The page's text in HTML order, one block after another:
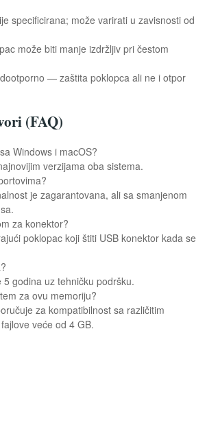
specificirana; može varirati u zavisnosti od
može biti manje izdržljiv pri čestom
— zaštita poklopca ali ne i otpor
(FAQ)
Windows i macOS?
verzijama oba sistema.
je zagarantovana, ali sa smanjenom
za konektor?
poklopac koji štiti USB konektor kada se
5 godina uz tehničku podršku.
za ovu memoriju?
za kompatibilnost sa različitim
veće od 4 GB.